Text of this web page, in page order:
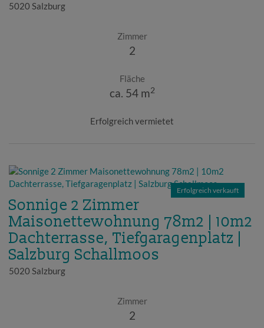
5020 Salzburg
Zimmer
2
Fläche
ca. 54 m2
Erfolgreich vermietet
Erfolgreich verkauft
Sonnige 2 Zimmer
Maisonettewohnung 78m2 | 10m2
Dachterrasse, Tiefgaragenplatz |
Salzburg Schallmoos
5020 Salzburg
Zimmer
2